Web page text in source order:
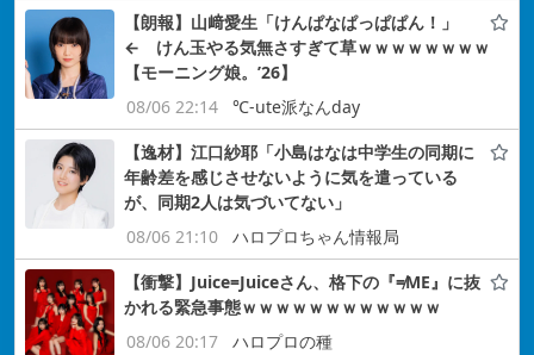
【朗報】山﨑愛生「けんぱなぱっぱぱん！」
← けん玉やる気無さすぎて草ｗｗｗｗｗｗｗｗ
【モーニング娘。’26】
08/06 22:14
℃-ute派なんday
【逸材】江口紗耶「小島はなは中学生の同期に
年齢差を感じさせないように気を遣っている
が、同期2人は気づいてない」
08/06 21:10
ハロプロちゃん情報局
【衝撃】Juice=Juiceさん、格下の『≠ME』に抜
かれる緊急事態ｗｗｗｗｗｗｗｗｗｗｗｗ
08/06 20:17
ハロプロの種